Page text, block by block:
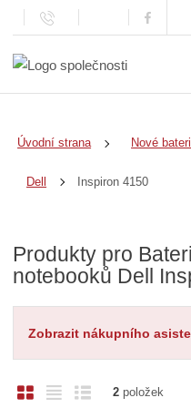
Úvodní strana Nové
Dell Inspiron 4150
Produkty pro
notebooků Dell
Zobrazit nákupního
O
Ř
2položek